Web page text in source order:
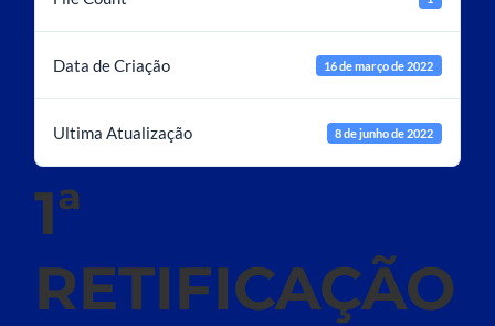
Data de Criação 16 de março de 2022
Ultima Atualização 8 de junho de 2022
1ª
RETIFICAÇÃO